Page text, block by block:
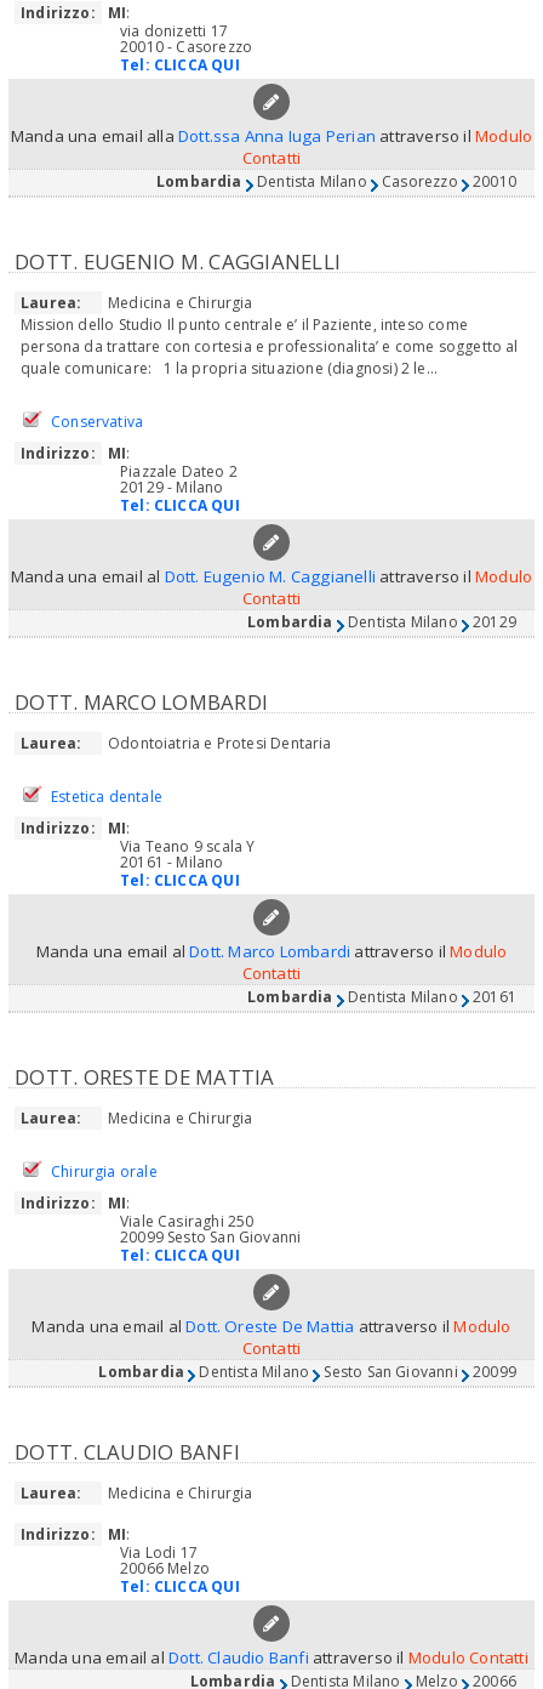
Indirizzo:
MI:
via donizetti 17
20010 - Casorezzo
Tel: CLICCA QUI
Manda una email allaDott.ssa Anna Iuga Perian attraverso il Modulo
Contatti
Lombardia Dentista Milano Casorezzo 20010
DOTT. EUGENIO M. CAGGIANELLI
Laurea:
Medicina e Chirurgia
Mission dello Studio Il punto centrale e’ il Paziente, inteso come
persona da trattare con cortesia e professionalita’ e come soggetto al
quale comunicare: 1 la propria situazione (diagnosi) 2 le...
Conservativa
Indirizzo:
MI:
Piazzale Dateo 2
20129 - Milano
Tel: CLICCA QUI
Manda una email al Dott. Eugenio M. Caggianelli attraverso ilModulo
Contatti
Lombardia Dentista Milano 20129
DOTT. MARCO LOMBARDI
Laurea: Odontoiatria e Protesi Dentaria
Estetica dentale
Indirizzo:
MI:
Via Teano 9 scala Y
20161 - Milano
Tel: CLICCA QUI
Manda una email alDott. Marco Lombardi attraverso ilModulo
Contatti
Lombardia Dentista Milano 20161
DOTT. ORESTE DE MATTIA
Laurea: Medicina e Chirurgia
Chirurgia orale
Indirizzo:
MI:
Viale Casiraghi 250
20099 Sesto San Giovanni
Tel: CLICCA QUI
Manda una email alDott. Oreste De Mattia attraverso ilModulo
Contatti
Lombardia Dentista Milano Sesto San Giovanni 20099
DOTT. CLAUDIO BANFI
Laurea:
Medicina e Chirurgia
Indirizzo:
MI:
Via Lodi 17
20066 Melzo
Tel: CLICCA QUI
Manda una email alDott. Claudio Banfi attraverso il Modulo Contatti
Lombardia Dentista Milano Melzo 20066